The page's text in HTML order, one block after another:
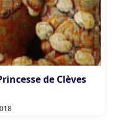
de Clèves